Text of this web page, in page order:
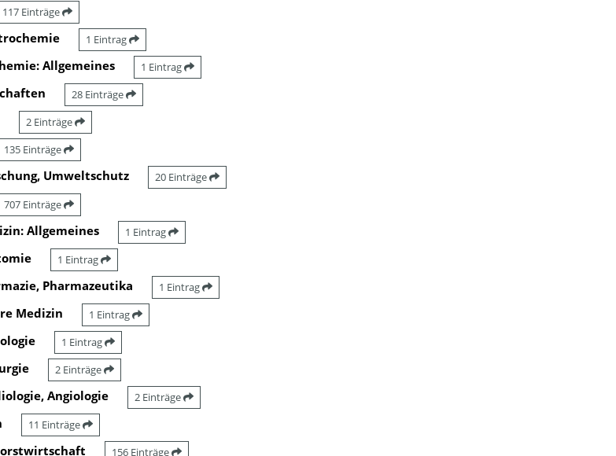
117 Einträge
1 Eintrag
Allgemeines 1 Eintrag
28 Einträge
2 Einträge
135 Einträge
Umweltschutz 20 Einträge
707 Einträge
Allgemeines 1 Eintrag
1 Eintrag
Pharmazeutika 1 Eintrag
Medizin 1 Eintrag
1 Eintrag
2 Einträge
Angiologie 2 Einträge
11 Einträge
156 Einträge